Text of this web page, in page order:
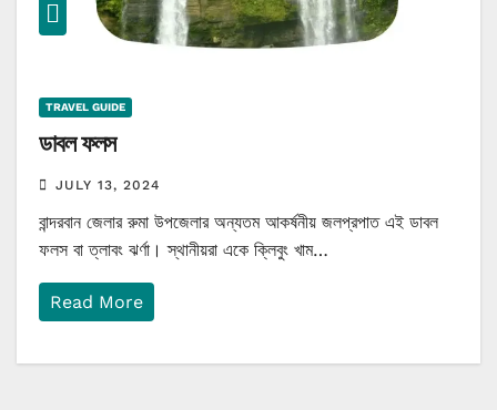
TRAVEL GUIDE
ডাবল ফলস
JULY 13, 2024
বান্দরবান জেলার রুমা উপজেলার অন্যতম আকর্ষনীয় জলপ্রপাত এই ডাবল
ফলস বা ত্লাবং ঝর্ণা। স্থানীয়রা একে ক্লিবুং খাম…
Read More